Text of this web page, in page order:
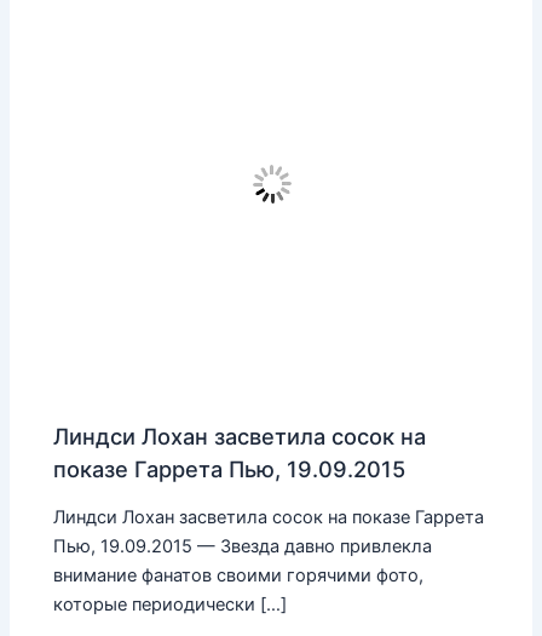
Линдси Лохан засветила сосок на
показе Гаррета Пью, 19.09.2015
Линдси Лохан засветила сосок на показе Гаррета
Пью, 19.09.2015 — Звезда давно привлекла
внимание фанатов своими горячими фото,
которые периодически […]